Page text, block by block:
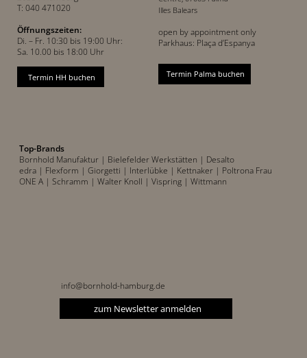
T: 040 471020
Öffnungszeiten:
Di. – Fr. 10:30 bis 19:00 Uhr:
Sa. 10.00 bis 18:00 Uhr
Termin HH buchen
Illes Balears
open by appointment only
Parkhaus: Plaça d’Espanya
Termin Palma buchen
info@bornhold-hamburg.de
zum Newsletter anmelden
Top-Brands
Bornhold Manufaktur | Bielefelder Werkstätten | Desalto
edra | Flexform | Giorgetti | Interlübke | Kettnaker | Poltrona Frau
ONE A| Schramm | Walter Knoll | Vispring| Wittmann